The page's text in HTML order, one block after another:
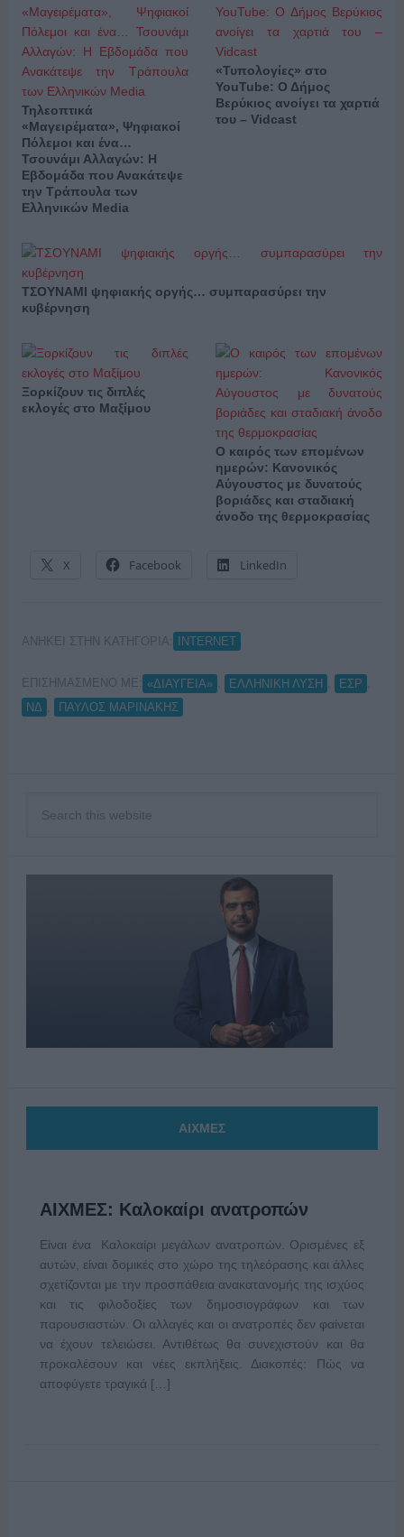
Τηλεοπτικά
«Μαγειρέματα», Ψηφιακοί
Πόλεμοι και ένα…
Τσουνάμι Αλλαγών: Η
Εβδομάδα που Ανακάτεψε
την Τράπουλα των
Ελληνικών Media
«Τυπολογίες» στο
YouTube: Ο Δήμος
Βερύκιος ανοίγει τα χαρτιά
του – Vidcast
ΤΣΟΥΝΑΜΙ ψηφιακής οργής… συμπαρασύρει την
κυβέρνηση
Ξορκίζουν τις διπλές
εκλογές στο Μαξίμου
Ο καιρός των επομένων
ημερών: Κανονικός
Αύγουστος με δυνατούς
βοριάδες και σταδιακή
άνοδο της θερμοκρασίας
X Facebook LinkedIn
ΑΝΗΚΕΙ ΣΤΗΝ ΚΑΤΗΓΟΡΙΑ: INTERNET
ΕΠΙΣΗΜΑΣΜΕΝΟ ΜΕ: «ΔΙΑΥΓΕΙΑ» ΕΛΛΗΝΙΚΗ ΛΥΣΗ ΕΣΡ
ΝΔ
ΠΑΥΛΟΣ ΜΑΡΙΝΑΚΗΣ
ΑΙΧΜΕΣ
ΑΙΧΜΕΣ: Καλοκαίρι ανατροπών
Είναι ένα Καλοκαίρι μεγάλων ανατροπών. Ορισμένες εξ
αυτών, είναι δομικές στο χώρο της τηλεόρασης και άλλες
σχετίζονται με την προσπάθεια ανακατανομής της ισχύος
και τις φιλοδοξίες των δημοσιογράφων και των
παρουσιαστών. Οι αλλαγές και οι ανατροπές δεν φαίνεται
να έχουν τελειώσει. Αντιθέτως θα συνεχιστούν και θα
προκαλέσουν και νέες εκπλήξεις. Διακοπές: Πώς να
αποφύγετε τραγικά […]